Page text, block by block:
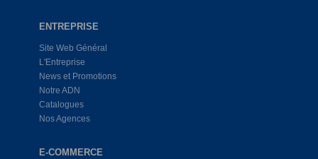
ENTREPRISE
Site Web Général
L'Entreprise
News et Promotions
Notre ADN
Catalogues
Nos Agences
E-COMMERCE